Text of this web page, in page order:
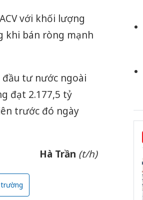
với khối lượng
khi bán ròng mạnh
đầu tư nước ngoài
đạt 2.177,5 tỷ
trước đó ngày
Hà Trần (t/h)